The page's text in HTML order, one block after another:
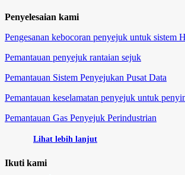
Penyelesaian kami
Pengesanan kebocoran penyejuk untuk sistem
Pemantauan penyejuk rantaian sejuk
Pemantauan Sistem Penyejukan Pusat Data
Pemantauan keselamatan penyejuk untuk
Pemantauan Gas Penyejuk Perindustrian
Lihat lebih lanjut
Ikuti kami